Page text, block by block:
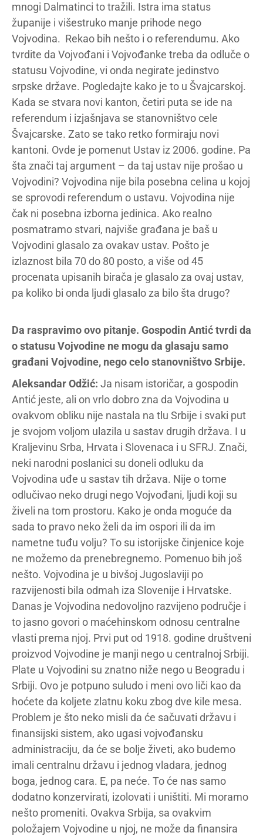
mnogi Dalmatinci to tražili. Istra ima status
županije i višestruko manje prihode nego
Vojvodina. Rekao bih nešto i o referendumu. Ako
tvrdite da Vojvođani i Vojvođanke treba da odluče o
statusu Vojvodine, vi onda negirate jedinstvo
srpske države. Pogledajte kako je to u Švajcarskoj.
Kada se stvara novi kanton, četiri puta se ide na
referendum i izjašnjava se stanovništvo cele
Švajcarske. Zato se tako retko formiraju novi
kantoni. Ovde je pomenut Ustav iz 2006. godine. Pa
šta znači taj argument – da taj ustav nije prošao u
Vojvodini? Vojvodina nije bila posebna celina u kojoj
se sprovodi referendum o ustavu. Vojvodina nije
čak ni posebna izborna jedinica. Ako realno
posmatramo stvari, najviše građana je baš u
Vojvodini glasalo za ovakav ustav. Pošto je
izlaznost bila 70 do 80 posto, a više od 45
procenata upisanih birača je glasalo za ovaj ustav,
pa koliko bi onda ljudi glasalo za bilo šta drugo?
Da raspravimo ovo pitanje. Gospodin Antić tvrdi da
o statusu Vojvodine ne mogu da glasaju samo
građani Vojvodine, nego celo stanovništvo Srbije.
Aleksandar Odžić: Ja nisam istoričar, a gospodin
Antić jeste, ali on vrlo dobro zna da Vojvodina u
ovakvom obliku nije nastala na tlu Srbije i svaki put
je svojom voljom ulazila u sastav drugih država. I u
Kraljevinu Srba, Hrvata i Slovenaca i u SFRJ. Znači,
neki narodni poslanici su doneli odluku da
Vojvodina uđe u sastav tih država. Nije o tome
odlučivao neko drugi nego Vojvođani, ljudi koji su
živeli na tom prostoru. Kako je onda moguće da
sada to pravo neko želi da im ospori ili da im
nametne tuđu volju? To su istorijske činjenice koje
ne možemo da prenebregnemo. Pomenuo bih još
nešto. Vojvodina je u bivšoj Jugoslaviji po
razvijenosti bila odmah iza Slovenije i Hrvatske.
Danas je Vojvodina nedovoljno razvijeno područje i
to jasno govori o maćehinskom odnosu centralne
vlasti prema njoj. Prvi put od 1918. godine društveni
proizvod Vojvodine je manji nego u centralnoj Srbiji.
Plate u Vojvodini su znatno niže nego u Beogradu i
Srbiji. Ovo je potpuno suludo i meni ovo liči kao da
hoćete da koljete zlatnu koku zbog dve kile mesa.
Problem je što neko misli da će sačuvati državu i
finansijski sistem, ako ugasi vojvođansku
administraciju, da će se bolje živeti, ako budemo
imali centralnu državu i jednog vladara, jednog
boga, jednog cara. E, pa neće. To će nas samo
dodatno konzervirati, izolovati i uništiti. Mi moramo
nešto promeniti. Ovakva Srbija, sa ovakvim
položajem Vojvodine u njoj, ne može da finansira